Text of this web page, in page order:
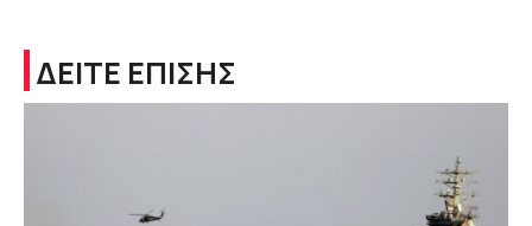
ΔΕΙΤΕ ΕΠΙΣΗΣ